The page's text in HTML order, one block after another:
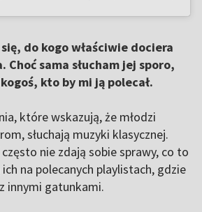
do kogo właściwie dociera
Choć sama słucham jej sporo,
kto by mi ją polecał.
które wskazują, że młodzi
słuchają muzyki klasycznej.
często nie zdają sobie sprawy, co to
ich na polecanych playlistach, gdzie
innymi gatunkami.